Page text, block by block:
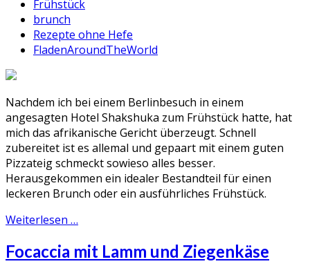
Frühstück
brunch
Rezepte ohne Hefe
FladenAroundTheWorld
Nachdem ich bei einem Berlinbesuch in einem
angesagten Hotel Shakshuka zum Frühstück hatte, hat
mich das afrikanische Gericht überzeugt. Schnell
zubereitet ist es allemal und gepaart mit einem guten
Pizzateig schmeckt sowieso alles besser.
Herausgekommen ein idealer Bestandteil für einen
leckeren Brunch oder ein ausführliches Frühstück.
Weiterlesen …
Focaccia mit Lamm und Ziegenkäse